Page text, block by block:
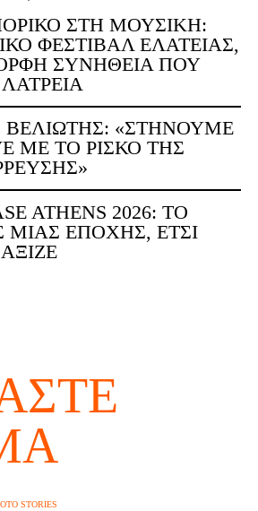
ΣΤΗ ΜΟΥΣΙΚΉ:
ΦΕΣΤΙΒΆΛ ΕΛΆΤΕΙΑΣ,
ΣΥΝΉΘΕΙΑ ΠΟΥ
ΒΕΛΙΏΤΗΣ: «ΣΤΉΝΟΥΜΕ
ΜΕ ΤΟ ΡΊΣΚΟ ΤΗΣ
ATHENS 2026: ΤΟ
ΜΙΑΣ ΕΠΟΧΉΣ, ΈΤΣΙ
STORIES